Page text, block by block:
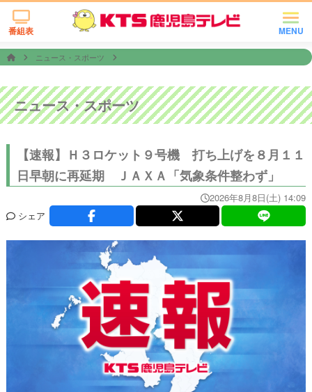
MENU
番組表
ニュース・スポーツ
ニュース・スポーツ
【速報】Ｈ３ロケット９号機 打ち上げを８月１１
日早朝に再延期 ＪＡＸＡ「気象条件整わず」
2026年8月8日(土) 14:09
シェア